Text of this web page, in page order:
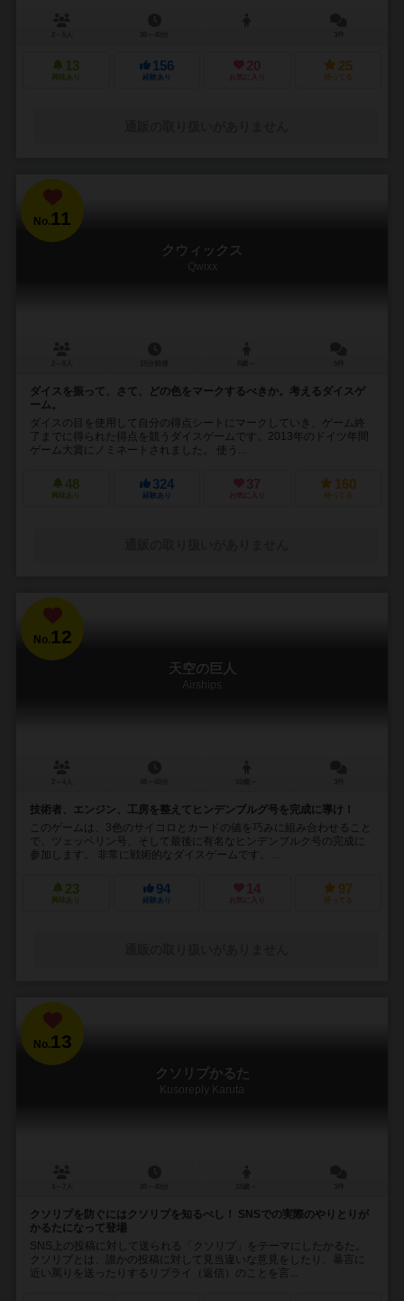
13
興味あり
156
経験あり
20
お気に入り
25
持ってる
No.11
クウィックス
Qwixx
ダイスを振って、さて、どの色をマークするべきか。考えるダイスゲ
ーム。
ダイスの目を使用して自分の得点シートにマークしていき、ゲーム終
了までに得られた得点を競うダイスゲームです。2013年のドイツ年間
ゲーム大賞にノミネートされました。 使う...
48
興味あり
324
経験あり
37
お気に入り
160
持ってる
No.12
天空の巨人
Airships
技術者、エンジン、工房を整えてヒンデンブルグ号を完成に導け！
このゲームは、3色のサイコロとカードの値を巧みに組み合わせること
で、ツェッペリン号、そして最後に有名なヒンデンブルク号の完成に
参加します。 非常に戦術的なダイスゲームです。...
23
興味あり
94
経験あり
14
お気に入り
97
持ってる
No.13
クソリプかるた
Kusoreply Karuta
クソリプを防ぐにはクソリプを知るべし！ SNSでの実際のやりとりが
かるたになって登場
SNS上の投稿に対して送られる「クソリプ」をテーマにしたかるた。
クソリプとは、誰かの投稿に対して見当違いな意見をしたり、暴言に
近い罵りを送ったりするリプライ（返信）のことを言...